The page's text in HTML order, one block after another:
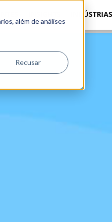
além de análises
Recusar
INDÚSTRIAS